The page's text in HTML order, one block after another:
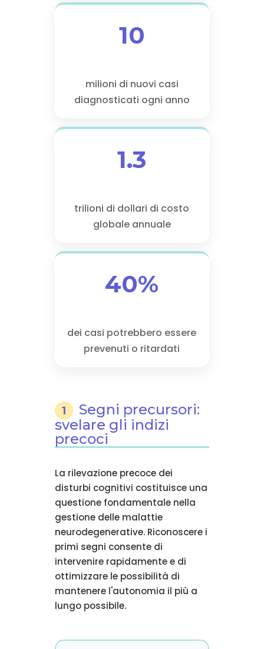
10
milioni di nuovi casi
diagnosticati ogni anno
1.3
trilioni di dollari di costo
globale annuale
40%
dei casi potrebbero essere
prevenuti o ritardati
1
Segni precursori:
svelare gli indizi
precoci
La rilevazione precoce dei
disturbi cognitivi costituisce una
questione fondamentale nella
gestione delle malattie
neurodegenerative. Riconoscere i
primi segni consente di
intervenire rapidamente e di
ottimizzare le possibilità di
mantenere l'autonomia il più a
lungo possibile.